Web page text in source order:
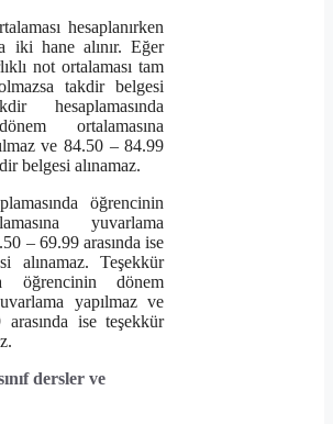
hesaplanırken
iki hane alınır. Eğer
not ortalaması tam
takdir belgesi
hesaplamasında
ortalamasına
ve 84.50 – 84.99
belgesi alınamaz.
öğrencinin
yuvarlama
– 69.99 arasında ise
alınamaz. Teşekkür
öğrencinin dönem
yapılmaz ve
ise teşekkür
dersler ve